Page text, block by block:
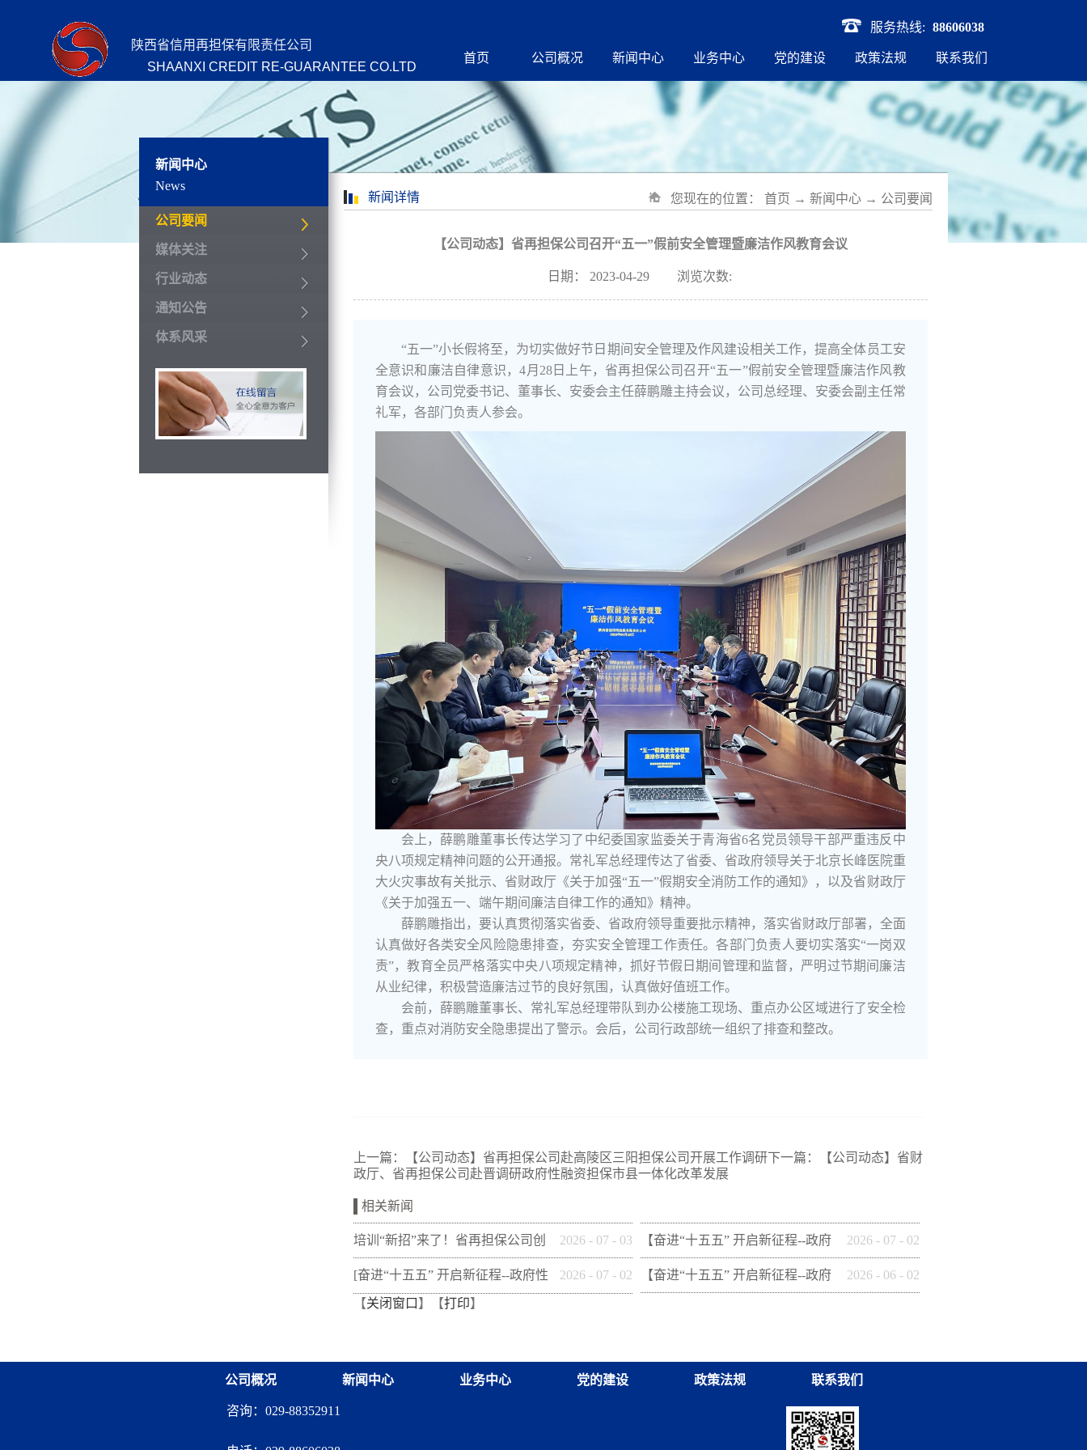
陕西省信用再担保有限责任公司
SHAANXI CREDIT RE-GUARANTEE CO.LTD
服务热线: 88606038
首页 公司概况 新闻中心 业务中心 党的建设 政策法规 联系我们
新闻中心
News
公司要闻
媒体关注
行业动态
通知公告
体系风采
新闻详情 您现在的位置： 首页 → 新闻中心 → 公司要闻
【公司动态】省再担保公司召开“五一”假前安全管理暨廉洁作风教育会议
日期： 2023-04-29 浏览次数:
“五一”小长假将至，为切实做好节日期间安全管理及作风建设相关工作，提高全体员工安
全意识和廉洁自律意识，4月28日上午，省再担保公司召开“五一”假前安全管理暨廉洁作风教
育会议，公司党委书记、董事长、安委会主任薛鹏雕主持会议，公司总经理、安委会副主任常
礼军，各部门负责人参会。
会上，薛鹏雕董事长传达学习了中纪委国家监委关于青海省6名党员领导干部严重违反中
央八项规定精神问题的公开通报。常礼军总经理传达了省委、省政府领导关于北京长峰医院重
大火灾事故有关批示、省财政厅《关于加强“五一”假期安全消防工作的通知》，以及省财政厅
《关于加强五一、端午期间廉洁自律工作的通知》精神。
薛鹏雕指出，要认真贯彻落实省委、省政府领导重要批示精神，落实省财政厅部署，全面
认真做好各类安全风险隐患排查，夯实安全管理工作责任。各部门负责人要切实落实“一岗双
责”，教育全员严格落实中央八项规定精神，抓好节假日期间管理和监督，严明过节期间廉洁
从业纪律，积极营造廉洁过节的良好氛围，认真做好值班工作。
会前，薛鹏雕董事长、常礼军总经理带队到办公楼施工现场、重点办公区域进行了安全检
查，重点对消防安全隐患提出了警示。会后，公司行政部统一组织了排查和整改。
上一篇： 【公司动态】省再担保公司赴高陵区三阳担保公司开展工作调研下一篇：
【公司动态】省财
政厅、省再担保公司赴晋调研政府性融资担保市县一体化改革发展
相关新闻
培训“新招”来了！省再担保公司创
新"以审代训"， 让政策学习
从"听"变"练"
2026 - 07 - 03 【奋进“十五五” 开启新征程--政府
性融资担保体系这样做】(十四)安康
2026 - 07 - 02
[奋进“十五五” 开启新征程--政府性
融资担保体系这样做](十三)咸阳市
2026 - 07 - 02 【奋进“十五五” 开启新征程--政府 2026 - 06 - 02
【关闭窗口 】【打印】
公司概况 新闻中心 业务中心 党的建设 政策法规 联系我们
咨询：029-88352911